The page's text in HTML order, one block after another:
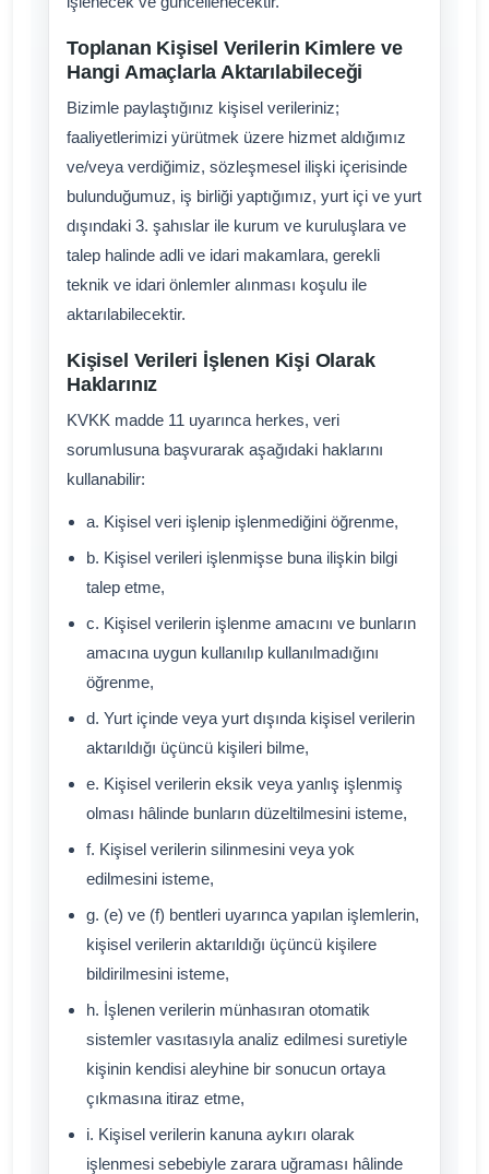
Toplanan Kişisel Verilerin Kimlere ve
Hangi Amaçlarla Aktarılabileceği
Bizimle paylaştığınız kişisel verileriniz;
faaliyetlerimizi yürütmek üzere hizmet aldığımız
ve/veya verdiğimiz, sözleşmesel ilişki içerisinde
bulunduğumuz, iş birliği yaptığımız, yurt içi ve yurt
dışındaki 3. şahıslar ile kurum ve kuruluşlara ve
talep halinde adli ve idari makamlara, gerekli
teknik ve idari önlemler alınması koşulu ile
aktarılabilecektir.
Kişisel Verileri İşlenen Kişi Olarak
Haklarınız
KVKK madde 11 uyarınca herkes, veri
sorumlusuna başvurarak aşağıdaki haklarını
kullanabilir:
a. Kişisel veri işlenip işlenmediğini öğrenme,
b. Kişisel verileri işlenmişse buna ilişkin bilgi
talep etme,
c. Kişisel verilerin işlenme amacını ve bunların
amacına uygun kullanılıp kullanılmadığını
öğrenme,
d. Yurt içinde veya yurt dışında kişisel verilerin
aktarıldığı üçüncü kişileri bilme,
e. Kişisel verilerin eksik veya yanlış işlenmiş
olması hâlinde bunların düzeltilmesini isteme,
f. Kişisel verilerin silinmesini veya yok
edilmesini isteme,
g. (e) ve (f) bentleri uyarınca yapılan işlemlerin,
kişisel verilerin aktarıldığı üçüncü kişilere
bildirilmesini isteme,
h. İşlenen verilerin münhasıran otomatik
sistemler vasıtasıyla analiz edilmesi suretiyle
kişinin kendisi aleyhine bir sonucun ortaya
çıkmasına itiraz etme,
i. Kişisel verilerin kanuna aykırı olarak
işlenmesi sebebiyle zarara uğraması hâlinde